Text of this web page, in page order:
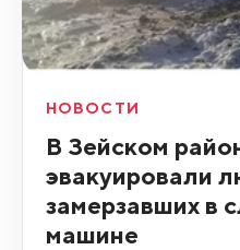
НОВОСТИ
В Зейском
эвакуировали
замерзавших в
машине